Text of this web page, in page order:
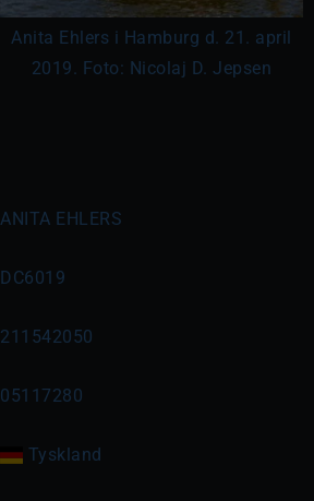
Anita Ehlers i Hamburg d. 21. april
2019. Foto: Nicolaj D. Jepsen
ANITA EHLERS
DC6019
211542050
05117280
Tyskland